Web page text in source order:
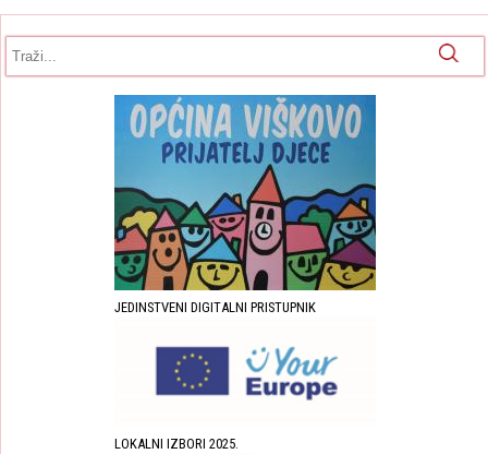
JEDINSTVENI DIGITALNI PRISTUPNIK
LOKALNI IZBORI 2025.